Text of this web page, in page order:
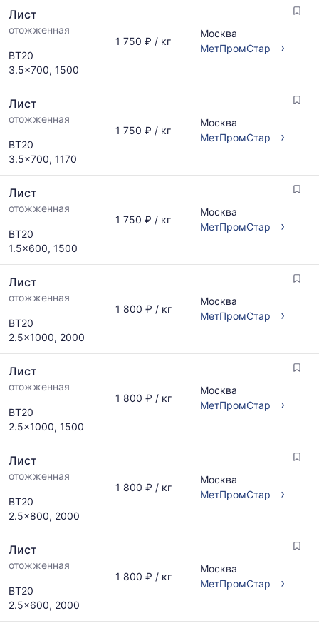
предложениям
и
по
мере
обновления
прайс-
листов.
Лист
отожженная
ВТ20
3.5x700, 1500
1 750 ₽ / кг
Москва
МетПромСтар
›
Лист
отожженная
ВТ20
3.5x700, 1170
1 750 ₽ / кг
Москва
МетПромСтар
›
Лист
отожженная
ВТ20
1.5x600, 1500
1 750 ₽ / кг
Москва
МетПромСтар
›
Лист
отожженная
ВТ20
2.5x1000, 2000
1 800 ₽ / кг
Москва
МетПромСтар
›
Лист
отожженная
ВТ20
2.5x1000, 1500
1 800 ₽ / кг
Москва
МетПромСтар
›
Лист
отожженная
ВТ20
2.5x800, 2000
1 800 ₽ / кг
Москва
МетПромСтар
›
Лист
отожженная
ВТ20
2.5x600, 2000
1 800 ₽ / кг
Москва
МетПромСтар
›